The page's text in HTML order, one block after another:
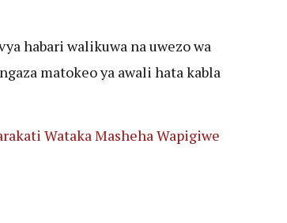
habari walikuwa na uwezo wa
matokeo ya awali hata kabla
Wataka Masheha Wapigiwe